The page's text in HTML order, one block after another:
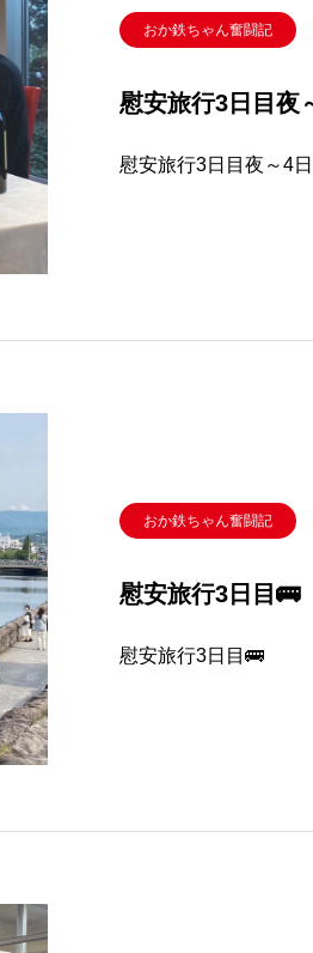
おか鉄ちゃん奮闘記
慰安旅行3日目夜
慰安旅行3日目夜～4日
おか鉄ちゃん奮闘記
慰安旅行3日目🚌
慰安旅行3日目🚌